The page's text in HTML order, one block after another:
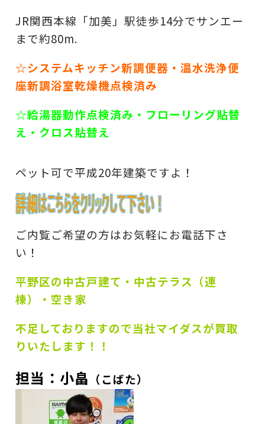
JR関西本線「加美」駅徒歩14分でサンエー
まで約80m.
☆システムキッチン新調便器・温水洗浄便
座新調浴室乾燥機点検済み
☆給湯器動作点検済み・フローリング貼替
え・クロス貼替え
ペット可で平成20年建築ですよ！
ご内覧ご希望の方はお気軽にお電話下さ
い！
平野区の中古戸建て・中古テラス（連
棟）・空き家
不足しておりますので当社マイダスが買取
りいたします！！
担当：小畠 （こばた）